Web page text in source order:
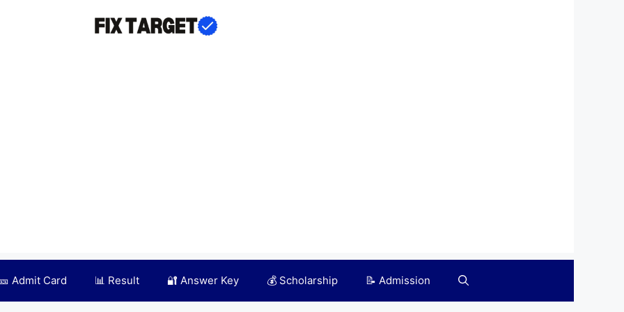
🎫 Admit Card 📊 Result 🔐 Answer Key 💰 Scholarship 📝 Admission